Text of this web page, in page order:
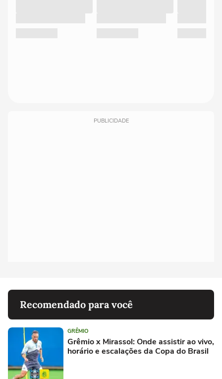
PUBLICIDADE
Recomendado para você
GRÊMIO
Grêmio x Mirassol: Onde assistir ao vivo,
horário e escalações da Copa do Brasil